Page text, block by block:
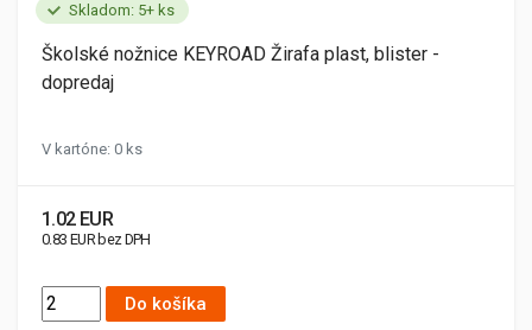
Skladom: 5+ ks
Školské nožnice KEYROAD Žirafa plast, blister -
dopredaj
V kartóne: 0 ks
1.02 EUR
0.83 EUR bez DPH
Do košíka